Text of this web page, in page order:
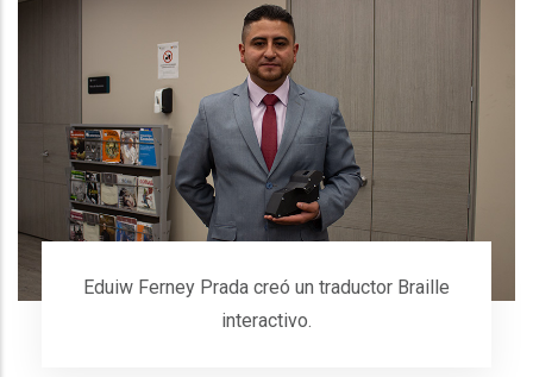
Eduiw Ferney Prada creó un traductor Braille
interactivo.